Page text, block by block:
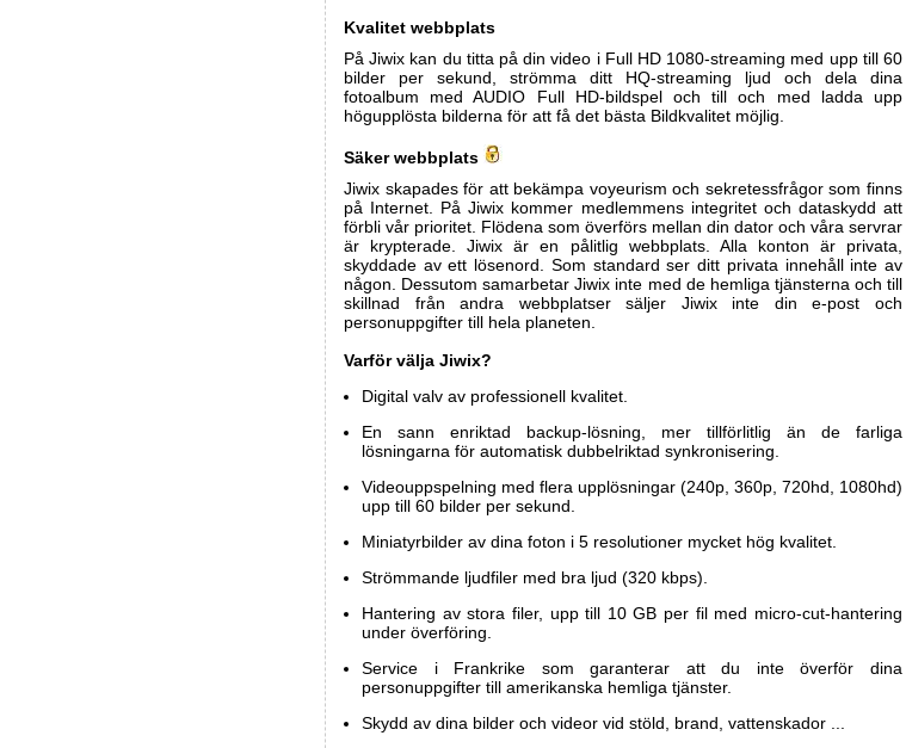
Kvalitet webbplats
På Jiwix kan du titta på din video i Full HD 1080-streaming med upp till 60
bilder per sekund, strömma ditt HQ-streaming ljud och dela dina
fotoalbum med AUDIO Full HD-bildspel och till och med ladda upp
högupplösta bilderna för att få det bästa Bildkvalitet möjlig.
Säker webbplats
Jiwix skapades för att bekämpa voyeurism och sekretessfrågor som finns
på Internet. På Jiwix kommer medlemmens integritet och dataskydd att
förbli vår prioritet. Flödena som överförs mellan din dator och våra servrar
är krypterade. Jiwix är en pålitlig webbplats. Alla konton är privata,
skyddade av ett lösenord. Som standard ser ditt privata innehåll inte av
någon. Dessutom samarbetar Jiwix inte med de hemliga tjänsterna och till
skillnad från andra webbplatser säljer Jiwix inte din e-post och
personuppgifter till hela planeten.
Varför välja Jiwix?
Digital valv av professionell kvalitet.
En sann enriktad backup-lösning, mer tillförlitlig än de farliga
lösningarna för automatisk dubbelriktad synkronisering.
Videouppspelning med flera upplösningar (240p, 360p, 720hd, 1080hd)
upp till 60 bilder per sekund.
Miniatyrbilder av dina foton i 5 resolutioner mycket hög kvalitet.
Strömmande ljudfiler med bra ljud (320 kbps).
Hantering av stora filer, upp till 10 GB per fil med micro-cut-hantering
under överföring.
Service i Frankrike som garanterar att du inte överför dina
personuppgifter till amerikanska hemliga tjänster.
Skydd av dina bilder och videor vid stöld, brand, vattenskador ...